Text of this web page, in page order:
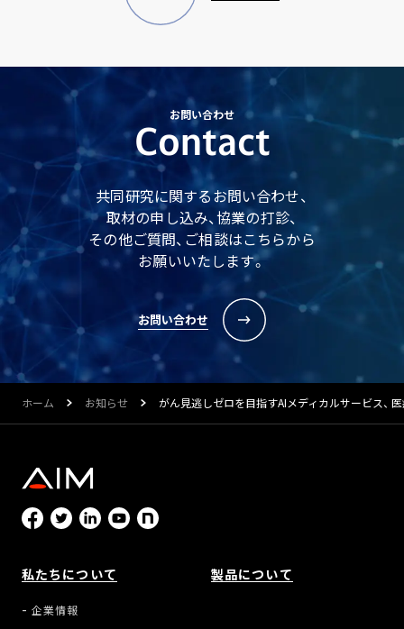
お問い合わせ
Contact
共同研究に関するお問い合わせ、
取材の申し込み、協業の打診、
その他ご質問、ご相談はこちらから
お願いいたします。
お問い合わせ
ホーム お知らせ がん見逃しゼロを目指すAIメディカルサービス、
私たちについて
企業情報
製品について